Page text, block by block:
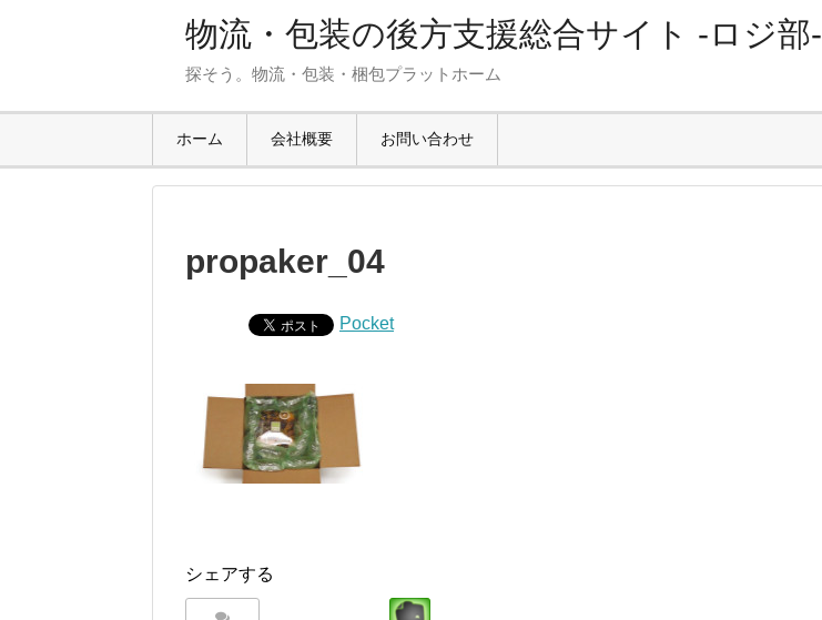
物流・包装の後方支援総合サイト -ロジ部-
探そう。物流・包装・梱包プラットホーム
ホーム 会社概要 お問い合わせ
propaker_04
Pocket
シェアする